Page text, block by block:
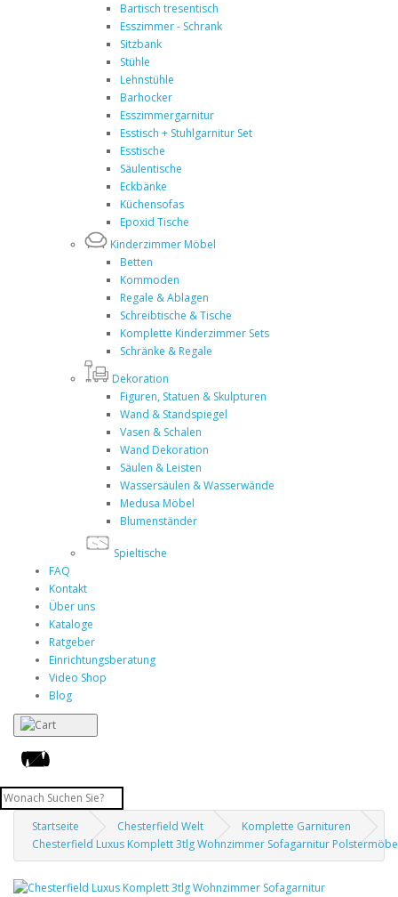
Bartisch tresentisch
Esszimmer - Schrank
Sitzbank
Stühle
Lehnstühle
Barhocker
Esszimmergarnitur
Esstisch + Stuhlgarnitur Set
Esstische
Säulentische
Eckbänke
Küchensofas
Epoxid Tische
Kinderzimmer Möbel
Betten
Kommoden
Regale & Ablagen
Schreibtische & Tische
Komplette Kinderzimmer Sets
Schränke & Regale
Dekoration
Figuren, Statuen & Skulpturen
Wand & Standspiegel
Vasen & Schalen
Wand Dekoration
Säulen & Leisten
Wassersäulen & Wasserwände
Medusa Möbel
Blumenständer
Spieltische
FAQ
Kontakt
Über uns
Kataloge
Ratgeber
Einrichtungsberatung
Video Shop
Blog
Startseite Chesterfield Welt
Komplette Garnituren
Chesterfield Luxus Komplett 3tlg Wohnzimmer Sofagarnitur